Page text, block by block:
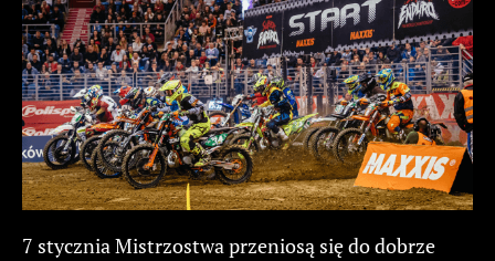
7 stycznia Mistrzostwa przeniosą się do dobrze